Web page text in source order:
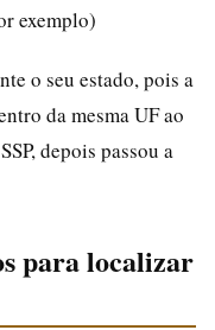
exemplo)
o seu estado, pois a
da mesma UF ao
depois passou a
para localizar